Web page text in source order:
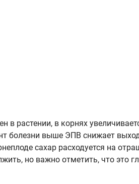
в растении, в корнях
болезни выше ЭПВ снижает
сахар расходуется на
но важно отметить, что это